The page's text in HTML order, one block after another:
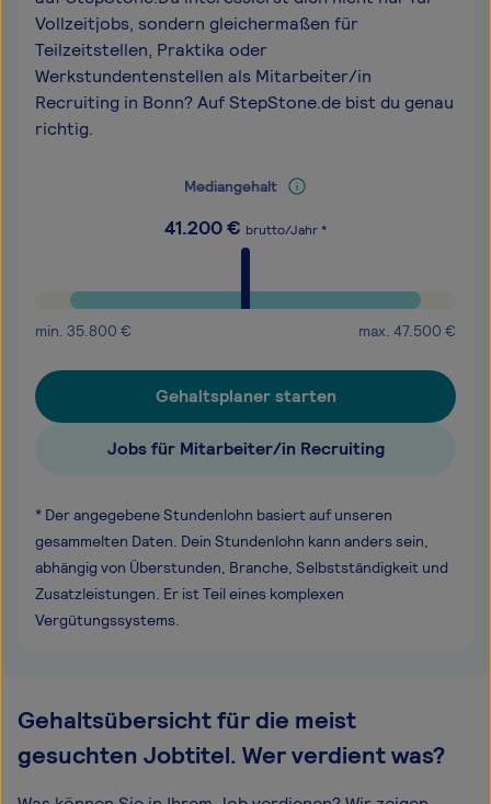
Vollzeitjobs, sondern gleichermaßen für
Teilzeitstellen, Praktika oder
Werkstundentenstellen als Mitarbeiter/in
Recruiting in Bonn? Auf StepStone.de bist du genau
richtig.
Mediangehalt
41.200€ brutto/Jahr *
min. 35.800 € max. 47.500 €
Gehaltsplaner starten
Jobs für Mitarbeiter/in Recruiting
* Der angegebene Stundenlohn basiert auf unseren
gesammelten Daten. Dein Stundenlohn kann anders sein,
abhängig von Überstunden, Branche, Selbstständigkeit und
Zusatzleistungen. Er ist Teil eines komplexen
Vergütungssystems.
Gehaltsübersicht für die meist
gesuchten Jobtitel. Wer verdient was?